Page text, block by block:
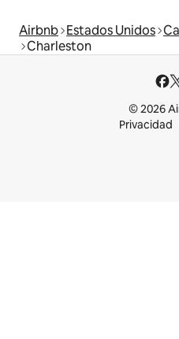
Airbnb Estados Unidos
Charleston
© 2026
Privacidad